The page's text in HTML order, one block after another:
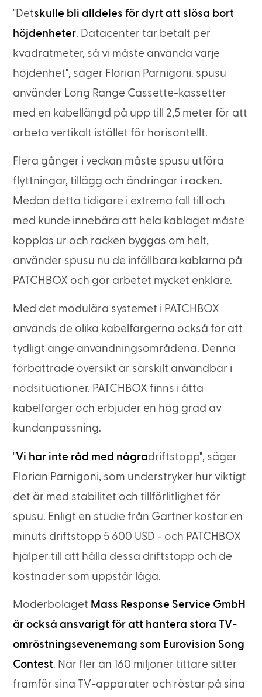
"Detskulle bli alldeles för dyrt att slösa bort
höjdenheter. Datacenter tar betalt per
kvadratmeter, så vi måste använda varje
höjdenhet", säger Florian Parnigoni. spusu
använder Long Range Cassette-kassetter
med en kabellängd på upp till 2,5 meter för att
arbeta vertikalt istället för horisontellt.
Flera gånger i veckan måste spusu utföra
flyttningar, tillägg och ändringar i racken.
Medan detta tidigare i extrema fall till och
med kunde innebära att hela kablaget måste
kopplas ur och racken byggas om helt,
använder spusu nu de infällbara kablarna på
PATCHBOX och gör arbetet mycket enklare.
Med det modulära systemet i PATCHBOX
används de olika kabelfärgerna också för att
tydligt ange användningsområdena. Denna
förbättrade översikt är särskilt användbar i
nödsituationer. PATCHBOX finns i åtta
kabelfärger och erbjuder en hög grad av
kundanpassning.
"Vi har inte råd med någradriftstopp", säger
Florian Parnigoni, som understryker hur viktigt
det är med stabilitet och tillförlitlighet för
spusu. Enligt en studie från Gartner kostar en
minuts driftstopp 5 600 USD - och PATCHBOX
hjälper till att hålla dessa driftstopp och de
kostnader som uppstår låga.
Moderbolaget Mass Response Service GmbH
är också ansvarigt för att hantera stora TV-
omröstningsevenemang som Eurovision Song
Contest. När fler än 160 miljoner tittare sitter
framför sina TV-apparater och röstar på sina